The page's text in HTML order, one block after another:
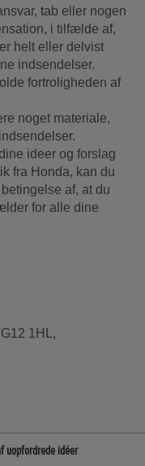
tab eller nogen
i tilfælde af,
helt eller delvist
indsendelser.
fortroligheden af
noget materiale,
ideer og forslag
fra Honda, kan du
af, at du
for alle dine
1HL,
uopfordrede idéer